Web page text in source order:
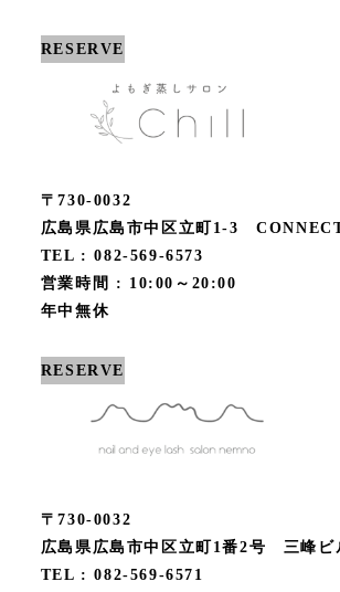
RESERVE
〒730-0032
広島県広島市中区立町1-3
TEL : 082-569-6573
営業時間 : 10:00～20:00
年中無休
RESERVE
〒730-0032
広島県広島市中区立町1番2号 三峰ビ
TEL : 082-569-6571